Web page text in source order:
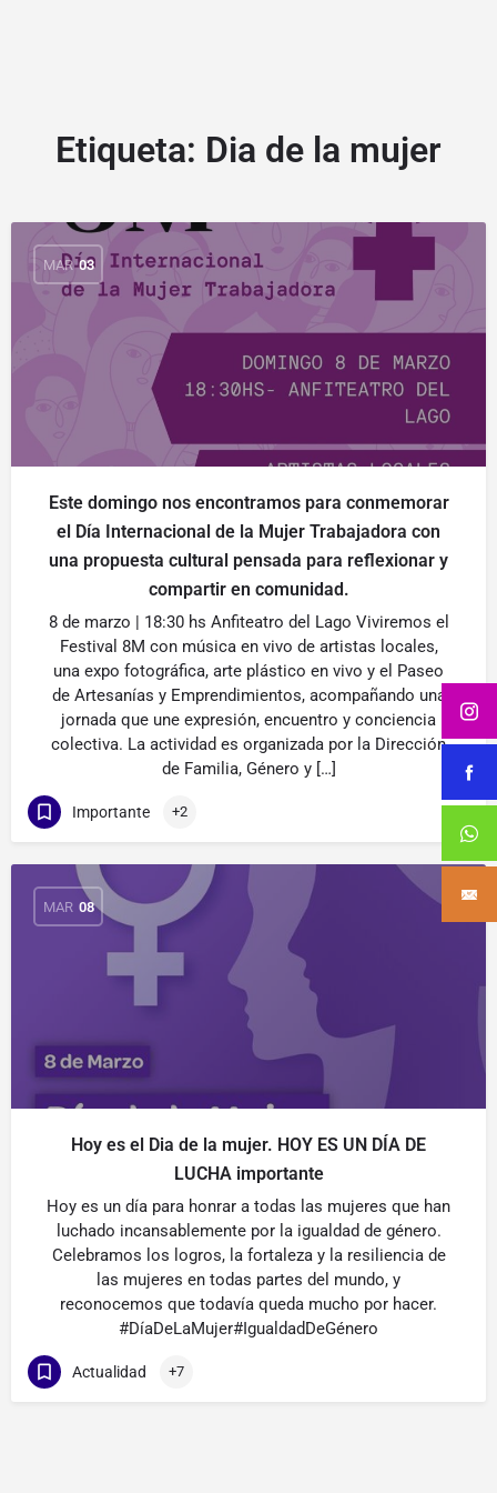
Etiqueta: Dia de la mujer
MAR 03
Este domingo nos encontramos para conmemorar
el Día Internacional de la Mujer Trabajadora con
una propuesta cultural pensada para reflexionar y
compartir en comunidad.
8 de marzo | 18:30 hs Anfiteatro del Lago Viviremos el
Festival 8M con música en vivo de artistas locales,
una expo fotográfica, arte plástico en vivo y el Paseo
de Artesanías y Emprendimientos, acompañando una
jornada que une expresión, encuentro y conciencia
colectiva. La actividad es organizada por la Dirección
de Familia, Género y […]
Importante +2
MAR 08
Hoy es el Dia de la mujer. HOY ES UN DÍA DE
LUCHA importante
Hoy es un día para honrar a todas las mujeres que han
luchado incansablemente por la igualdad de género.
Celebramos los logros, la fortaleza y la resiliencia de
las mujeres en todas partes del mundo, y
reconocemos que todavía queda mucho por hacer.
#DíaDeLaMujer#IgualdadDeGénero
Actualidad +7